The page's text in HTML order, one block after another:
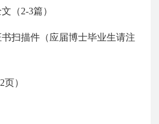
（2-3篇）
扫描件（应届博士毕业生请注
）